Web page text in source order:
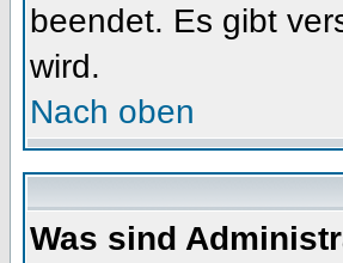
beendet. Es gibt
wird.
Nach oben
Was sind